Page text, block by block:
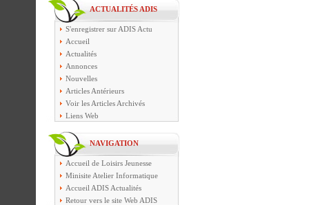
ACTUALITÉS ADIS
S'enregistrer sur ADIS Actu
Accueil
Actualités
Annonces
Nouvelles
Articles Antérieurs
Voir les Articles Archivés
Liens Web
NAVIGATION
Accueil de Loisirs Jeunesse
Minisite Atelier Informatique
Accueil ADIS Actualités
Retour vers le site Web ADIS